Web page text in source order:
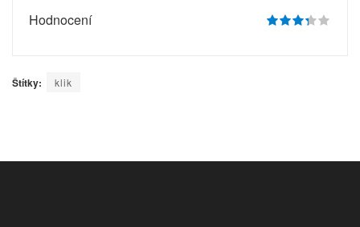
Hodnocení
Štítky: klik